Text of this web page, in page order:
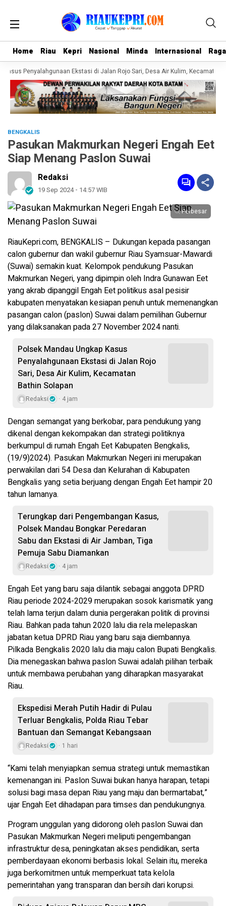
Home Riau Kepri Nasional Minda Internasional
Home Riau Kepri Nasional Minda Internasional
Penyalahgunaan Ekstasi di Jalan Rojo Sari, Desa Air Kulim, Kecamatan
BENGKALIS
Pasukan Makmurkan Negeri Engah Eet
Siap Menang Paslon Suwai
Redaksi
19 Sep 2024 - 14:57 WIB
Perbesar
RiauKepri.com, BENGKALIS – Dukungan kepada pasangan
calon gubernur dan wakil gubernur Riau Syamsuar-Mawardi
(Suwai) semakin kuat. Kelompok pendukung Pasukan
Makmurkan Negeri, yang dipimpin oleh Indra Gunawan Eet
yang akrab dipanggil Engah Eet politikus asal pesisir
kabupaten menyatakan kesiapan penuh untuk memenangkan
pasangan calon (paslon) Suwai dalam pemilihan Gubernur
yang dilaksanakan pada 27 November 2024 nanti.
Polsek Mandau Ungkap Kasus
Penyalahgunaan Ekstasi di Jalan Rojo
Sari, Desa Air Kulim, Kecamatan
Bathin Solapan
Redaksi 4 jam
Dengan semangat yang berkobar, para pendukung yang
dikenal dengan kekompakan dan strategi politiknya
berkumpul di rumah Engah Eet Kabupaten Bengkalis,
(19/9)2024). Pasukan Makmurkan Negeri ini merupakan
perwakilan dari 54 Desa dan Kelurahan di Kabupaten
Bengkalis yang setia berjuang dengan Engah Eet hampir 20
tahun lamanya.
Terungkap dari Pengembangan Kasus,
Polsek Mandau Bongkar Peredaran
Sabu dan Ekstasi di Air Jamban, Tiga
Pemuja Sabu Diamankan
Redaksi 4 jam
Engah Eet yang baru saja dilantik sebagai anggota DPRD
Riau periode 2024-2029 merupakan sosok karismatik yang
telah lama terjun dalam dunia pergerakan politik di provinsi
Riau. Bahkan pada tahun 2020 lalu dia rela melepaskan
jabatan ketua DPRD Riau yang baru saja diembannya.
Pilkada Bengkalis 2020 lalu dia maju calon Bupati Bengkalis.
Dia menegaskan bahwa paslon Suwai adalah pilihan terbaik
untuk membawa perubahan yang diharapkan masyarakat
Riau.
Ekspedisi Merah Putih Hadir di Pulau
Terluar Bengkalis, Polda Riau Tebar
Bantuan dan Semangat Kebangsaan
Redaksi 1 hari
“Kami telah menyiapkan semua strategi untuk memastikan
kemenangan ini. Paslon Suwai bukan hanya harapan, tetapi
solusi bagi masa depan Riau yang maju dan bermartabat,”
ujar Engah Eet dihadapan para timses dan pendukungnya.
Program unggulan yang didorong oleh paslon Suwai dan
Pasukan Makmurkan Negeri meliputi pengembangan
infrastruktur desa, peningkatan akses pendidikan, serta
pemberdayaan ekonomi berbasis lokal. Selain itu, mereka
juga berkomitmen untuk memperkuat tata kelola
pemerintahan yang transparan dan bersih dari korupsi.